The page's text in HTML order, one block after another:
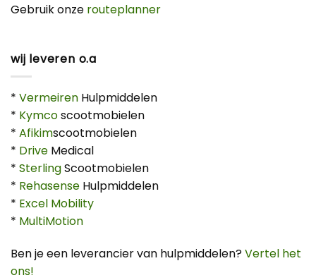
Gebruik onze routeplanner
wij leveren o.a
* Vermeiren Hulpmiddelen
* Kymcoscootmobielen
* Afikimscootmobielen
* Drive Medical
* SterlingScootmobielen
* Rehasense Hulpmiddelen
* Excel Mobility
* MultiMotion
Ben je een leverancier van hulpmiddelen?Vertel het
ons!